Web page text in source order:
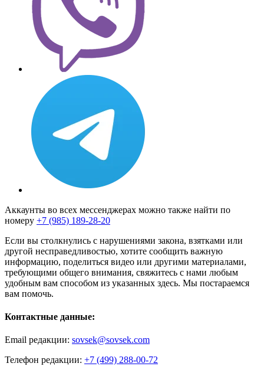
Аккаунты во всех мессенджерах можно также найти по
номеру +7 (985) 189-28-20
Если вы столкнулись с нарушениями закона, взятками или
другой несправедливостью, хотите сообщить важную
информацию, поделиться видео или другими материалами,
требующими общего внимания, свяжитесь с нами любым
удобным вам способом из указанных здесь. Мы постараемся
вам помочь.
Контактные данные:
Email редакции: sovsek@sovsek.com
Телефон редакции: +7 (499) 288-00-72